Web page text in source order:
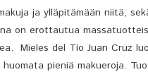
ja ylläpitämään niitä,
on erottautua
Mieles del Tío Juan Cruz
pieniä makueroja.